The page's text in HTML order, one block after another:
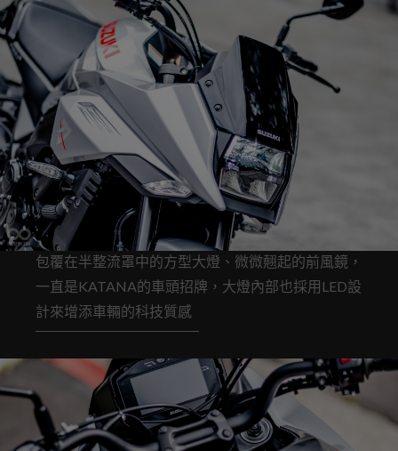
包覆在半整流罩中的方型大燈、微微翹起的前風鏡，
一直是KATANA的車頭招牌，大燈內部也採用LED設
計來增添車輛的科技質感